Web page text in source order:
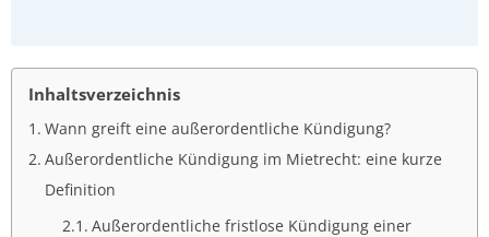
Inhaltsverzeichnis
Wann greift eine außerordentliche Kündigung?
Außerordentliche Kündigung im Mietrecht: eine kurze
Definition
Außerordentliche fristlose Kündigung einer